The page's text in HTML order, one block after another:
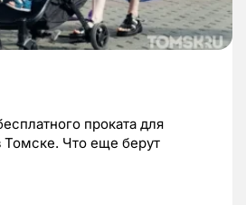
проката для
Что еще берут